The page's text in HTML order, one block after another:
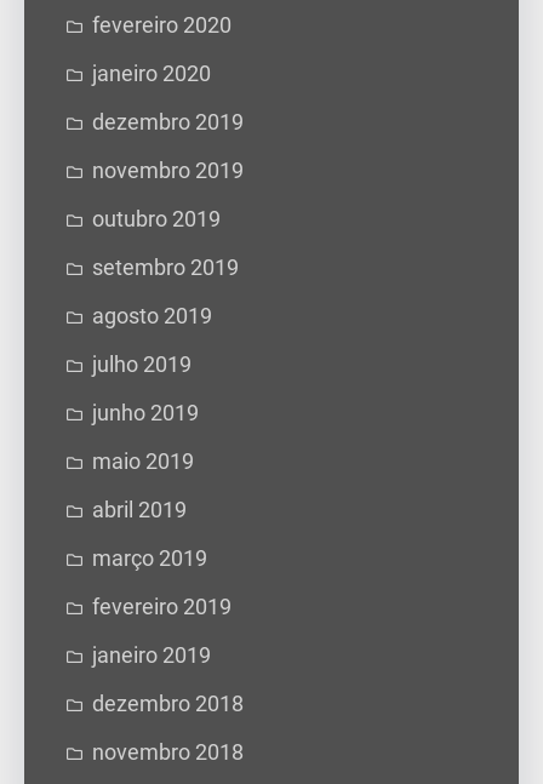
fevereiro 2020
janeiro 2020
dezembro 2019
novembro 2019
outubro 2019
setembro 2019
agosto 2019
julho 2019
junho 2019
maio 2019
abril 2019
março 2019
fevereiro 2019
janeiro 2019
dezembro 2018
novembro 2018